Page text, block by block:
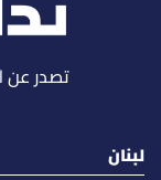
تصدر عن Lebanese Media Production s.a.l
لبنان